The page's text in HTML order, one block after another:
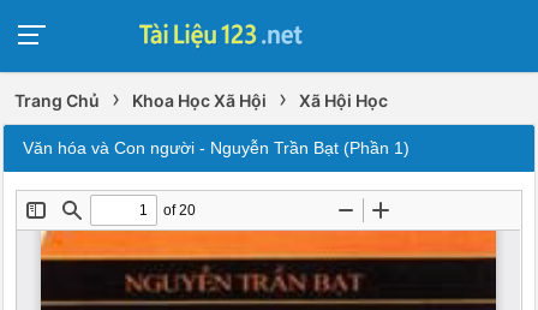
Trang Chủ › Khoa Học Xã Hội › Xã Hội Học
Văn hóa và Con người - Nguyễn Trần Bạt (Phần 1)